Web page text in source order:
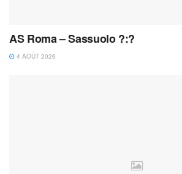
AS Roma – Sassuolo ?:?
4 AOÛT 2026